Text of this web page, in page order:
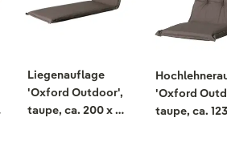
Liegenauflage
'Oxford Outdoor',
taupe, ca. 200 x 60
'Oxford
taupe, ca.